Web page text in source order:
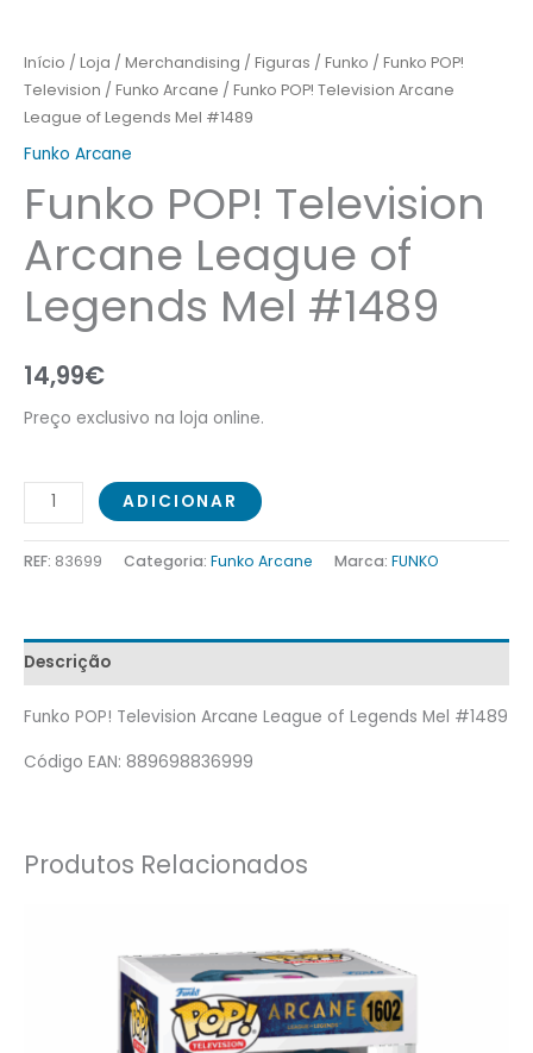
Início / Loja / Merchandising / Figuras / Funko / Funko POP!
Television / Funko Arcane / Funko POP! Television Arcane
League of Legends Mel #1489
Funko Arcane
Funko POP! Television
Arcane League of
Legends Mel #1489
14,99€
Preço exclusivo na loja online.
ADICIONAR
REF: 83699 Categoria: Funko Arcane Marca: FUNKO
Descrição
Funko POP! Television Arcane League of Legends Mel #1489
Código EAN: 889698836999
Produtos Relacionados